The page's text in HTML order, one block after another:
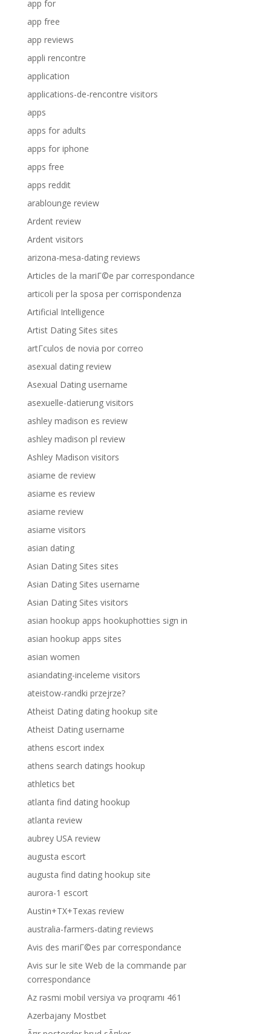
app for
app free
app reviews
appli rencontre
application
applications-de-rencontre visitors
apps
apps for adults
apps for iphone
apps free
apps reddit
arablounge review
Ardent review
Ardent visitors
arizona-mesa-dating reviews
Articles de la mariГ©e par correspondance
articoli per la sposa per corrispondenza
Artificial Intelligence
Artist Dating Sites sites
artГ­culos de novia por correo
asexual dating review
Asexual Dating username
asexuelle-datierung visitors
ashley madison es review
ashley madison pl review
Ashley Madison visitors
asiame de review
asiame es review
asiame review
asiame visitors
asian dating
Asian Dating Sites sites
Asian Dating Sites username
Asian Dating Sites visitors
asian hookup apps hookuphotties sign in
asian hookup apps sites
asian women
asiandating-inceleme visitors
ateistow-randki przejrze?
Atheist Dating dating hookup site
Atheist Dating username
athens escort index
athens search datings hookup
athletics bet
atlanta find dating hookup
atlanta review
aubrey USA review
augusta escort
augusta find dating hookup site
aurora-1 escort
Austin+TX+Texas review
australia-farmers-dating reviews
Avis des mariГ©es par correspondance
Avis sur le site Web de la commande par
correspondance
Az rəsmi mobil versiya və proqramı 461
Azerbajany Mostbet